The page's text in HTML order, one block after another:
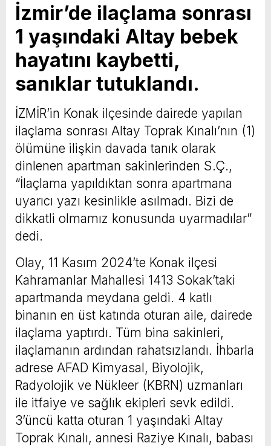
İzmir’de ilaçlama sonrası
1 yaşındaki Altay bebek
hayatını kaybetti,
sanıklar tutuklandı.
İZMİR’in Konak ilçesinde dairede yapılan
ilaçlama sonrası Altay Toprak Kınalı’nın (1)
ölümüne ilişkin davada tanık olarak
dinlenen apartman sakinlerinden S.Ç.,
“İlaçlama yapıldıktan sonra apartmana
uyarıcı yazı kesinlikle asılmadı. Bizi de
dikkatli olmamız konusunda uyarmadılar”
dedi.
Olay, 11 Kasım 2024’te Konak ilçesi
Kahramanlar Mahallesi 1413 Sokak’taki
apartmanda meydana geldi. 4 katlı
binanın en üst katında oturan aile, dairede
ilaçlama yaptırdı. Tüm bina sakinleri,
ilaçlamanın ardından rahatsızlandı. İhbarla
adrese AFAD Kimyasal, Biyolojik,
Radyolojik ve Nükleer (KBRN) uzmanları
ile itfaiye ve sağlık ekipleri sevk edildi.
3’üncü katta oturan 1 yaşındaki Altay
Toprak Kınalı, annesi Raziye Kınalı, babası